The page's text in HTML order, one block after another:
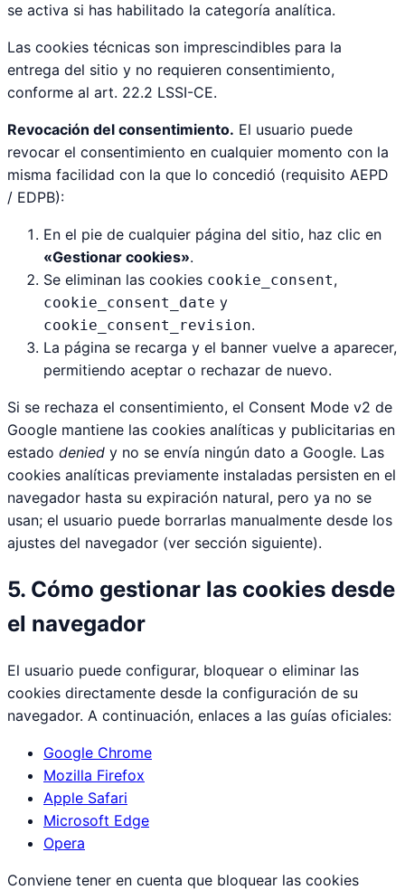
se activa si has habilitado la categoría analítica.
Las cookies técnicas son imprescindibles para la
entrega del sitio y no requieren consentimiento,
conforme al art. 22.2 LSSI-CE.
Revocación del consentimiento. El usuario puede
revocar el consentimiento en cualquier momento con la
misma facilidad con la que lo concedió (requisito AEPD
/ EDPB):
En el pie de cualquier página del sitio, haz clic en
«Gestionar cookies».
Se eliminan las cookies cookie_consent,
cookie_consent_date y
cookie_consent_revision.
La página se recarga y el banner vuelve a aparecer,
permitiendo aceptar o rechazar de nuevo.
Si se rechaza el consentimiento, el Consent Mode v2 de
Google mantiene las cookies analíticas y publicitarias en
estado denied y no se envía ningún dato a Google. Las
cookies analíticas previamente instaladas persisten en el
navegador hasta su expiración natural, pero ya no se
usan; el usuario puede borrarlas manualmente desde los
ajustes del navegador (ver sección siguiente).
5. Cómo gestionar las cookies desde
el navegador
El usuario puede configurar, bloquear o eliminar las
cookies directamente desde la configuración de su
navegador. A continuación, enlaces a las guías oficiales:
Google Chrome
Mozilla Firefox
Apple Safari
Microsoft Edge
Opera
Conviene tener en cuenta que bloquear las cookies